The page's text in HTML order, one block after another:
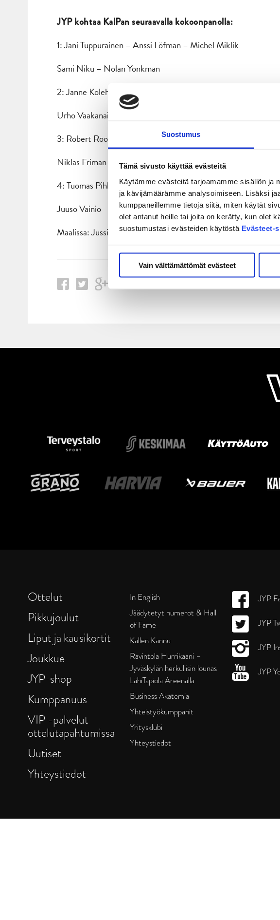
Suostumus
Tämä sivusto käyttää evästeitä
Käytämme evästeitä tarjoamamme sisällön ja
ja kävijämäärämme analysoimiseen. Lisäksi
kumppaneillemme tietoja siitä, miten käytät
olet antanut heille tai joita on kerätty, kun olet
suostumustasi evästeiden käytöstä Evästeet-
Vain välttämättömät evästeet
JYP kohtaa KalPan seuraavalla kokoonpanolla:
1: Jani Tuppurainen – Anssi Löfman – Michel Miklik
Sami Niku – Nolan Yonkman
2: Janne Kolehmainen – Juha-Pekka Hytönen – Janne Tavi
Urho Vaakanainen – Mikko Kalteva
3: Robert Rooba – Antti Suomela – Joonas Nättinen
Niklas Friman – Mikko Kuukka
4: Tuomas Pihlman – Henri Kanninen – Joel Sund
Juuso Vainio
Maalissa: Jussi Olkinuora (Pekka Tuokkola)
Ottelut
Pikkujoulut
Liput ja kausikortit
Joukkue
JYP-shop
Kumppanuus
VIP -palvelut
ottelutapahtumissa
Uutiset
Yhteystiedot
In English
Jäädytetyt numerot & Hall
of Fame
Kallen Kannu
Ravintola Hurrikaani –
Jyväskylän herkullisin lounas
LähiTapiola Areenalla
Business Akatemia
Yhteistyökumppanit
Yritysklubi
Yhteystiedot
JYP
JYP
JYP
JYP